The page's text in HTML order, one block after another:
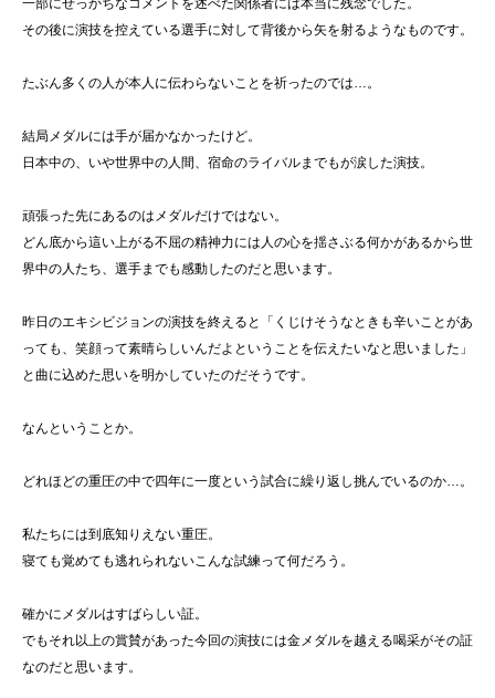
一部にせっかちなコメントを述べた関係者には本当に残念でした。
その後に演技を控えている選手に対して背後から矢を射るようなものです。
たぶん多くの人が本人に伝わらないことを祈ったのでは…。
結局メダルには手が届かなかったけど。
日本中の、いや世界中の人間、宿命のライバルまでもが涙した演技。
頑張った先にあるのはメダルだけではない。
どん底から這い上がる不屈の精神力には人の心を揺さぶる何かがあるから世
界中の人たち、選手までも感動したのだと思います。
昨日のエキシビジョンの演技を終えると「くじけそうなときも辛いことがあ
っても、笑顔って素晴らしいんだよということを伝えたいなと思いました」
と曲に込めた思いを明かしていたのだそうです。
なんということか。
どれほどの重圧の中で四年に一度という試合に繰り返し挑んでいるのか…。
私たちには到底知りえない重圧。
寝ても覚めても逃れられないこんな試練って何だろう。
確かにメダルはすばらしい証。
でもそれ以上の賞賛があった今回の演技には金メダルを越える喝采がその証
なのだと思います。